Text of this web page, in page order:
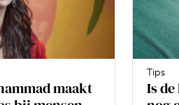
maakt
Tips
Is